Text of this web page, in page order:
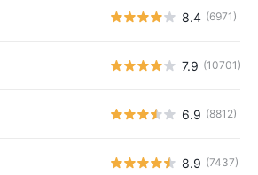
8.4 (6971)
7.9 (10701)
6.9 (8812)
8.9 (7437)